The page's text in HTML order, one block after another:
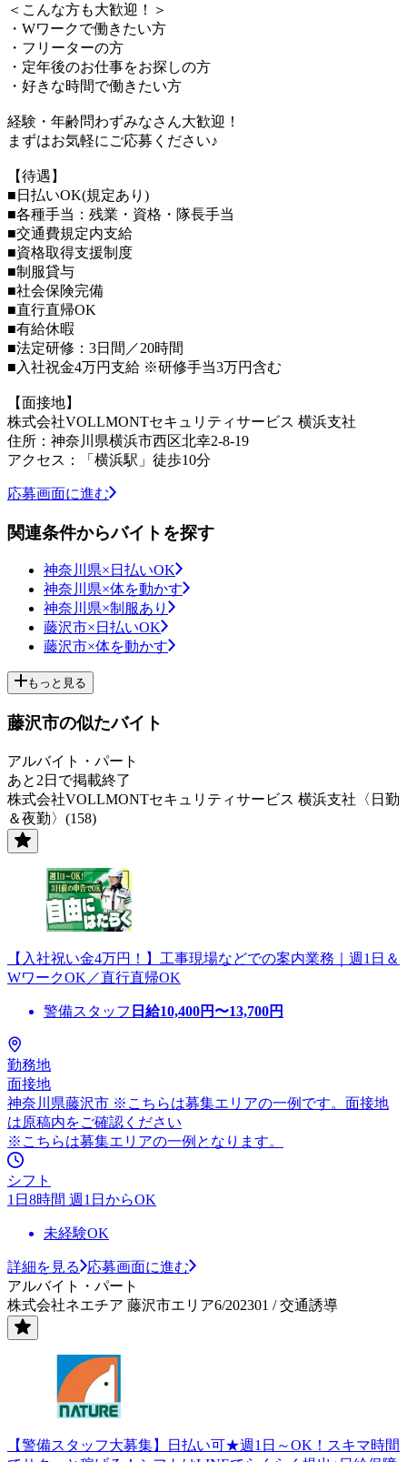
＜こんな方も大歓迎！＞
・Wワークで働きたい方
・フリーターの方
・定年後のお仕事をお探しの方
・好きな時間で働きたい方
経験・年齢問わずみなさん大歓迎！
まずはお気軽にご応募ください♪
【待遇】
■日払いOK(規定あり)
■各種手当：残業・資格・隊長手当
■交通費規定内支給
■資格取得支援制度
■制服貸与
■社会保険完備
■直行直帰OK
■有給休暇
■法定研修：3日間／20時間
■入社祝金4万円支給 ※研修手当3万円含む
【面接地】
株式会社VOLLMONTセキュリティサービス 横浜支社
住所：神奈川県横浜市西区北幸2-8-19
アクセス：「横浜駅」徒歩10分
応募画面に進む
関連条件からバイトを探す
神奈川県×日払いOK
神奈川県×体を動かす
神奈川県×制服あり
藤沢市×日払いOK
藤沢市×体を動かす
もっと見る
藤沢市の似たバイト
アルバイト・パート
あと2日で掲載終了
株式会社VOLLMONTセキュリティサービス 横浜支社〈日勤
＆夜勤〉(158)
【入社祝い金4万円！】工事現場などでの案内業務｜週1日＆
WワークOK／直行直帰OK
警備スタッフ 日給10,400円〜13,700円
勤務地
面接地
神奈川県藤沢市 ※こちらは募集エリアの一例です。面接地
は原稿内をご確認ください
※こちらは募集エリアの一例となります。
シフト
1日8時間 週1日からOK
未経験OK
詳細を見る
応募画面に進む
アルバイト・パート
株式会社ネエチア 藤沢市エリア6/202301 / 交通誘導
【警備スタッフ大募集】日払い可★週1日～OK！スキマ時間